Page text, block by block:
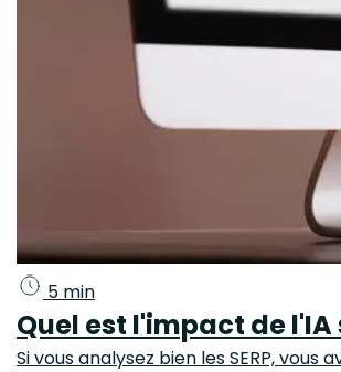
5 min
Quel est l'impact de
Si vous analysez bien les SERP,